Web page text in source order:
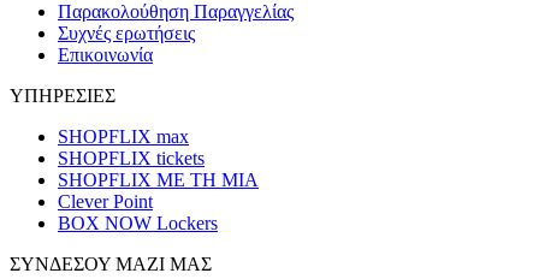
Παρακολούθηση Παραγγελίας
Συχνές ερωτήσεις
Επικοινωνία
ΥΠΗΡΕΣΙΕΣ
SHOPFLIX max
SHOPFLIX tickets
SHOPFLIX ΜΕ ΤΗ ΜΙΑ
Clever Point
BOX NOW Lockers
ΣΥΝΔΕΣΟΥ ΜΑΖΙ ΜΑΣ